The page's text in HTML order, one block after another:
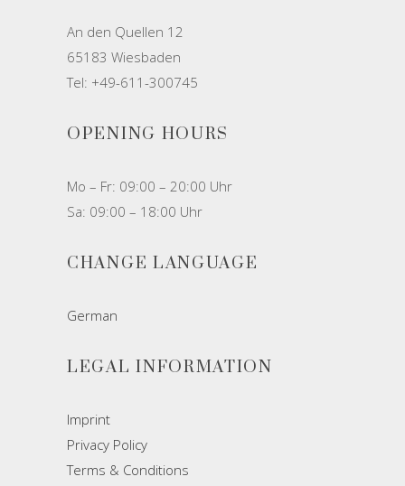
An den Quellen 12
65183 Wiesbaden
Tel: +49-611-300745
OPENING HOURS
Mo – Fr: 09:00 – 20:00 Uhr
Sa: 09:00 – 18:00 Uhr
CHANGE LANGUAGE
German
LEGAL INFORMATION
Imprint
Privacy Policy
Terms & Conditions